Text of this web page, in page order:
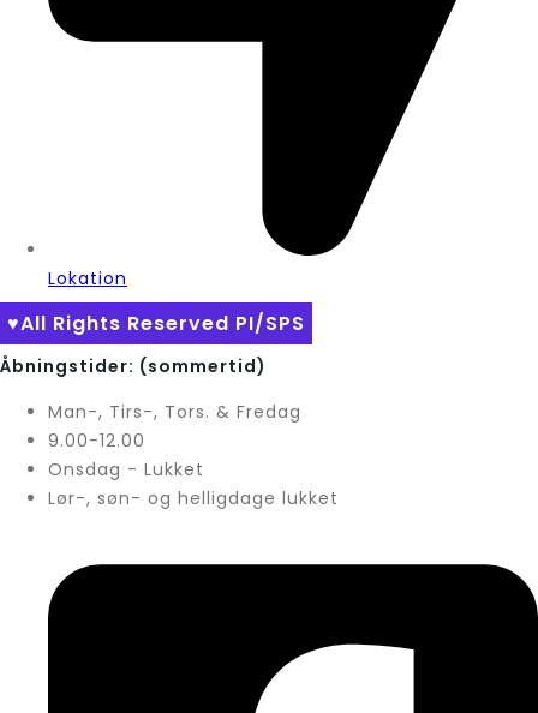
Lokation
♥All Rights Reserved PI/SPS
Åbningstider: (sommertid)
Man-, Tirs-, Tors. & Fredag
9.00-12.00
Onsdag - Lukket
Lør-, søn- og helligdage lukket